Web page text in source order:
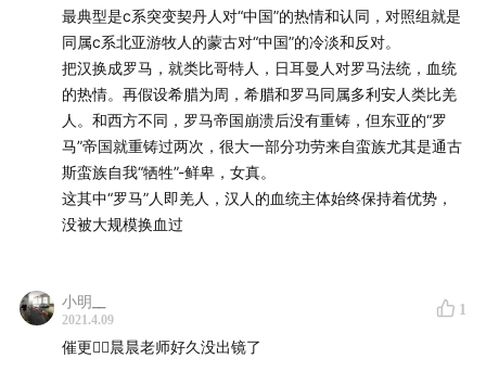
性：論族群意識作為文化作為認同之曖昧不明〉，《臺灣
社會研究季刊》33（1999.03），頁103-131。
Lionnet, F & Shu-mei Shih (Eds.). (2005).Minor
Transnationalism. Durham; London: Duke University
Press.
最典型是c系突变契丹人对“中国”的热情和认同，对照组就是
同属c系北亚游牧人的蒙古对“中国”的冷淡和反对。
把汉换成罗马，就类比哥特人，日耳曼人对罗马法统，血统
的热情。再假设希腊为周，希腊和罗马同属多利安人类比羌
人。和西方不同，罗马帝国崩溃后没有重铸，但东亚的“罗
马”帝国就重铸过两次，很大一部分功劳来自蛮族尤其是通古
斯蛮族自我“牺牲”-鲜卑，女真。
这其中“罗马”人即羌人，汉人的血统主体始终保持着优势，
没被大规模换血过
小明__
2021.4.09
1
催更🤦‍♂️晨晨老师好久没出镜了